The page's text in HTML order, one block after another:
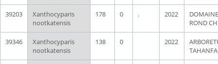
39203
Xanthocyparis
nootkatensis
178 0 . 2022
ROND
39346
Xanthocyparis
nootkatensis
138 0 2022